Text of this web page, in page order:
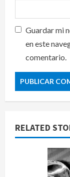
Guardar mi
en este
comentario.
RELATED